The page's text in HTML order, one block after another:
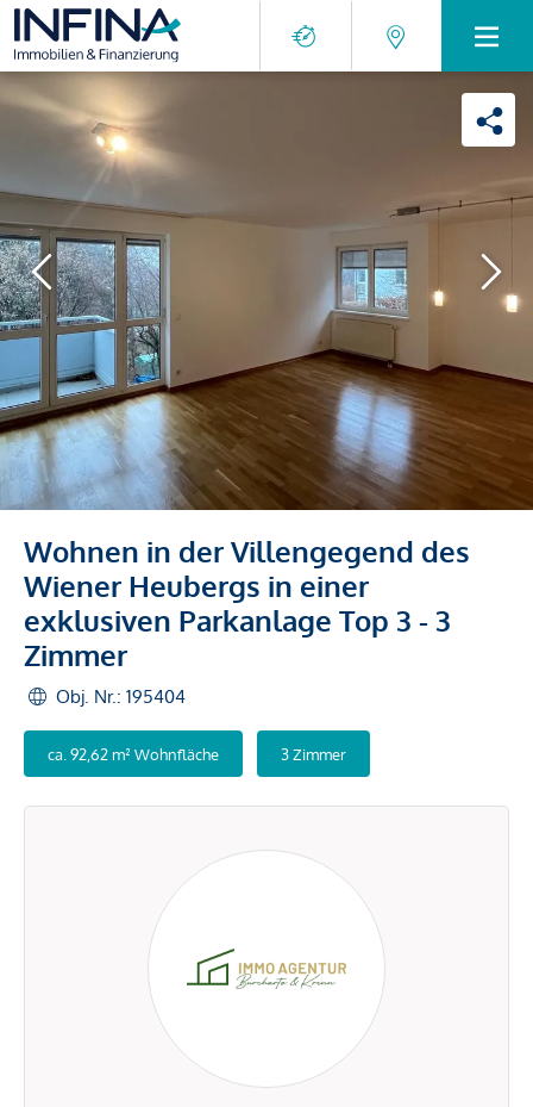
Wohnen in der Villengegend des
Wiener Heubergs in einer
exklusiven Parkanlage Top 3 - 3
Zimmer
Obj. Nr.: 195404
ca. 92,62 m² Wohnfläche 3 Zimmer